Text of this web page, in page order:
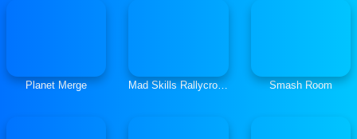
Planet Merge Mad Skills Rallycross Smash Room